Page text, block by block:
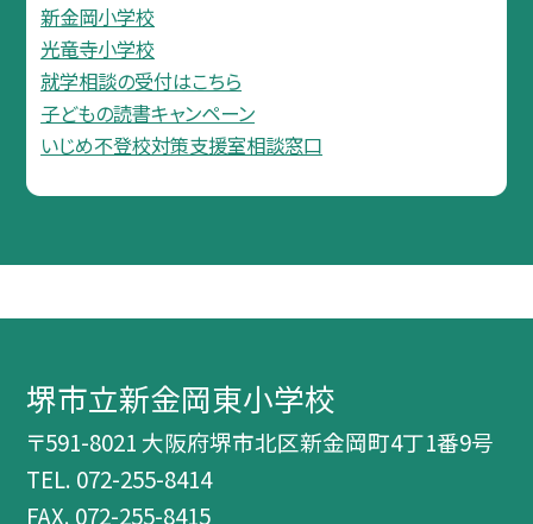
新金岡小学校
光竜寺小学校
就学相談の受付はこちら
子どもの読書キャンペーン
いじめ不登校対策支援室相談窓口
堺市立新金岡東小学校
〒591-8021 大阪府堺市北区新金岡町4丁1番9号
TEL. 072-255-8414
FAX. 072-255-8415